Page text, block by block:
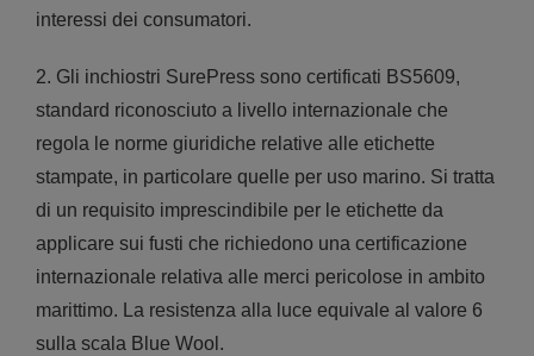
interessi dei consumatori.
2. Gli inchiostri SurePress sono certificati BS5609,
standard riconosciuto a livello internazionale che
regola le norme giuridiche relative alle etichette
stampate, in particolare quelle per uso marino. Si tratta
di un requisito imprescindibile per le etichette da
applicare sui fusti che richiedono una certificazione
internazionale relativa alle merci pericolose in ambito
marittimo. La resistenza alla luce equivale al valore 6
sulla scala Blue Wool.